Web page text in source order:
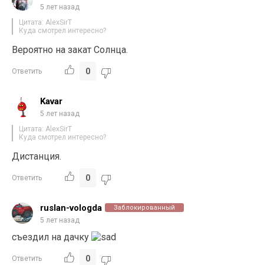
5 лет назад
Цитата: AlexSirT
Куда смотрел интересно?
Вероятно на закат Солнца.
Ответить 0
Kavar
5 лет назад
Цитата: AlexSirT
Куда смотрел интересно?
Дистанция.
Ответить 0
ruslan-vologda Заблокированный
5 лет назад
съездил на дачку
Ответить 0